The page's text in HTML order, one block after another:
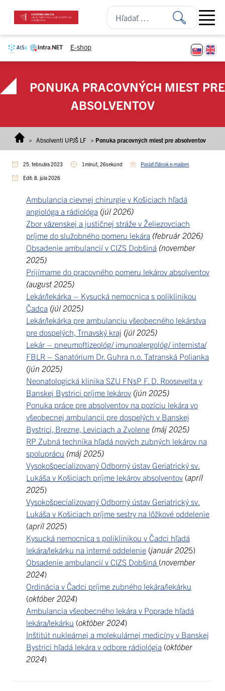
E-shop
Open
PONUKA PRACOVNÝCH MIEST PRE
ABSOLVENTOV
> Absolventi UPJŠ LF > Ponuka pracovných miest pre absolventov
25. februára 2023 1minút, 26sekúnd Poslať článok e-mailom
Edit: 8. júla 2026
Ambulancia cievnej chirurgie v Košiciach hľadá
angiológa a rádiológa (júl 2026)
Zbor väzenskej a justičnej stráže v Želiezovciach
príjme do služobného pomeru lekára (február 2026)
Obsadenie ambulancií v CIZS Dobšiná (november
2025)
Prijímame do pracovného pomeru lekárov absolventov
(august 2025)
Lekár/lekárka – Kysucká nemocnica s poliklinikou
Čadca (júl 2025)
Lekár/lekárka pre ambulanciu všeobecného lekárstva
pre dospelých, Trnavský kraj (júl 2025)
Lekár – pneumoftizeológ/ imunoalergológ/ internista/
FBLR – Sanatórium Dr. Guhra n.o. Tatranská Polianka
(jún 2025)
Neonatologická klinika SZU FNsP F. D. Roosevelta v
Banskej Bystrici príjme lekárov (jún 2025)
Ponuka práce pre absolventov na pozíciu lekára vo
všeobecnej ambulancii pre dospelých v Banskej
Bystrici, Brezne, Leviciach a Zvolene (máj 2025)
RP Zubná technika hľadá nových zubných lekárov na
spoluprácu (máj 2025)
Vysokošpecializovaný Odborný ústav Geriatrický sv.
Lukáša v Košiciach príjme lekárov absolventov (apríl
2025)
Vysokošpecializovaný Odborný ústav Geriatrický sv.
Lukáša v Košiciach príjme sestry na lôžkové oddelenie
(apríl 2025)
Kysucká nemocnica s poliklinikou v Čadci hľadá
lekára/lekárku na interné oddelenie (január 2025)
Obsadenie ambulancií v CIZS Dobšiná (november
2024)
Ordinácia v Čadci príjme zubného lekára/lekárku
(október 2024)
Ambulancia všeobecného lekára v Poprade hľadá
lekára/lekárku (október 2024)
Inštitút nukleárnej a molekulárnej medicíny v Banskej
Bystrici hľadá lekára v odbore rádiológia (október
2024)